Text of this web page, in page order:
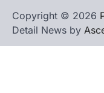
Copyright © 2026
Detail News by